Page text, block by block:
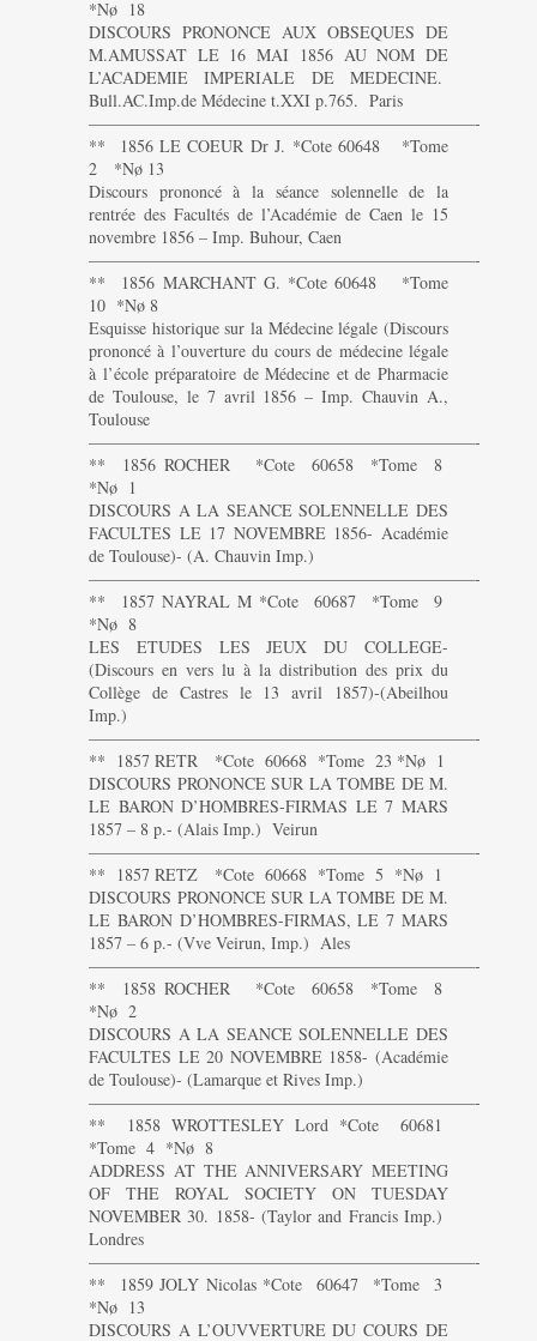
*Nø 18
DISCOURS PRONONCE AUX OBSEQUES DE
M.AMUSSAT LE 16 MAI 1856 AU NOM DE
L’ACADEMIE IMPERIALE DE MEDECINE.
Bull.AC.Imp.de Médecine t.XXI p.765. Paris
———————————————————————-
** 1856 LE COEUR Dr J. *Cote 60648 *Tome
2 *Nø 13
Discours prononcé à la séance solennelle de la
rentrée des Facultés de l’Académie de Caen le 15
novembre 1856 – Imp. Buhour, Caen
———————————————————————-
** 1856 MARCHANT G. *Cote 60648 *Tome
10 *Nø 8
Esquisse historique sur la Médecine légale (Discours
prononcé à l’ouverture du cours de médecine légale
à l’école préparatoire de Médecine et de Pharmacie
de Toulouse, le 7 avril 1856 – Imp. Chauvin A.,
Toulouse
———————————————————————-
** 1856 ROCHER *Cote 60658 *Tome 8
*Nø 1
DISCOURS A LA SEANCE SOLENNELLE DES
FACULTES LE 17 NOVEMBRE 1856- Académie
de Toulouse)- (A. Chauvin Imp.)
———————————————————————-
** 1857 NAYRAL M *Cote 60687 *Tome 9
*Nø 8
LES ETUDES LES JEUX DU COLLEGE-
(Discours en vers lu à la distribution des prix du
Collège de Castres le 13 avril 1857)-(Abeilhou
Imp.)
———————————————————————-
** 1857 RETR *Cote 60668 *Tome 23 *Nø 1
DISCOURS PRONONCE SUR LA TOMBE DE M.
LE BARON D’HOMBRES-FIRMAS LE 7 MARS
1857 – 8 p.- (Alais Imp.) Veirun
———————————————————————-
** 1857 RETZ *Cote 60668 *Tome 5 *Nø 1
DISCOURS PRONONCE SUR LA TOMBE DE M.
LE BARON D’HOMBRES-FIRMAS, LE 7 MARS
1857 – 6 p.- (Vve Veirun, Imp.) Ales
———————————————————————-
** 1858 ROCHER *Cote 60658 *Tome 8
*Nø 2
DISCOURS A LA SEANCE SOLENNELLE DES
FACULTES LE 20 NOVEMBRE 1858- (Académie
de Toulouse)- (Lamarque et Rives Imp.)
———————————————————————-
** 1858 WROTTESLEY Lord *Cote 60681
*Tome 4 *Nø 8
ADDRESS AT THE ANNIVERSARY MEETING
OF THE ROYAL SOCIETY ON TUESDAY
NOVEMBER 30. 1858- (Taylor and Francis Imp.)
Londres
———————————————————————-
** 1859 JOLY Nicolas *Cote 60647 *Tome 3
*Nø 13
DISCOURS A L’OUVVERTURE DU COURS DE